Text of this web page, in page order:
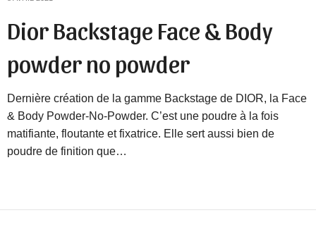
Dior Backstage Face & Body
powder no powder
Dernière création de la gamme Backstage de DIOR, la Face
& Body Powder-No-Powder. C’est une poudre à la fois
matifiante, floutante et fixatrice. Elle sert aussi bien de
poudre de finition que…